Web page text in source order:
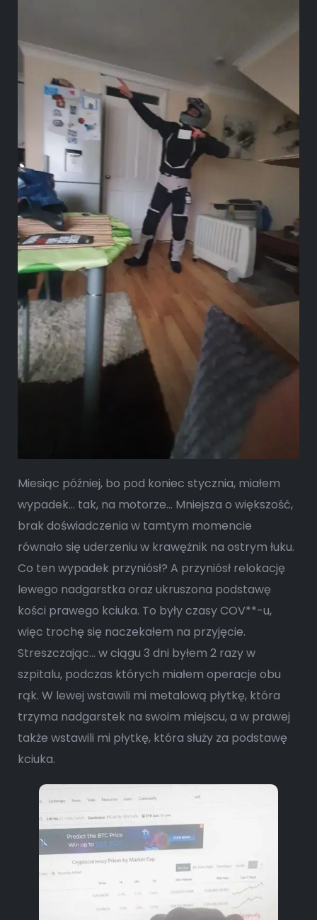
Miesiąc później, bo pod koniec stycznia, miałem
wypadek… tak, na motorze… Mniejsza o większość,
brak doświadczenia w tamtym momencie
równało się uderzeniu w krawężnik na ostrym łuku.
Co ten wypadek przyniósł? A przyniósł relokację
lewego nadgarstka oraz ukruszona podstawę
kości prawego kciuka. To były czasy COV**-u,
więc trochę się naczekałem na przyjęcie.
Streszczając… w ciągu 3 dni byłem 2 razy w
szpitalu, podczas których miałem operacje obu
rąk. W lewej wstawili mi metalową płytkę, która
trzyma nadgarstek na swoim miejscu, a w prawej
także wstawili mi płytkę, która służy za podstawę
kciuka.